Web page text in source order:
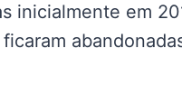
inicialmente em